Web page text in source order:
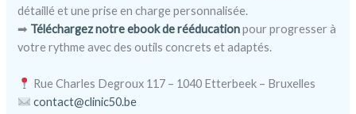
détaillé et une prise en charge personnalisée.
➡ Téléchargez notre ebook de rééducation pour progresser à
votre rythme avec des outils concrets et adaptés.
Rue Charles Degroux 117 – 1040 Etterbeek – Bruxelles
contact@clinic50.be